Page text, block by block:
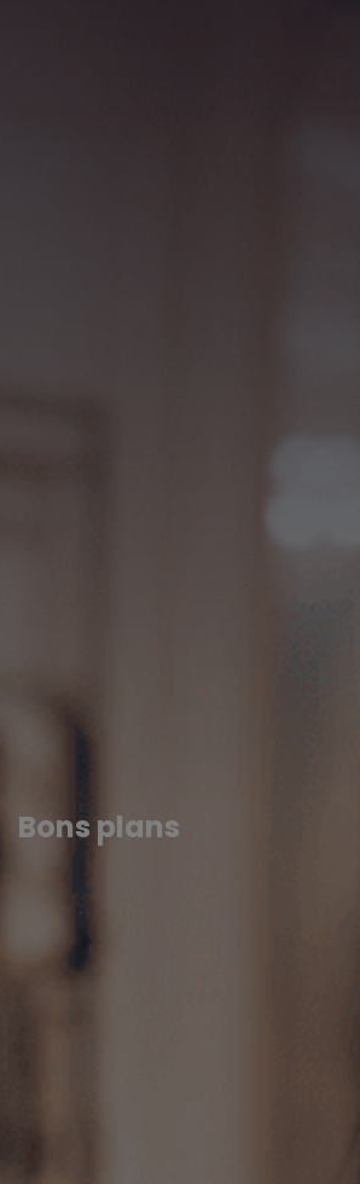
Bons plans